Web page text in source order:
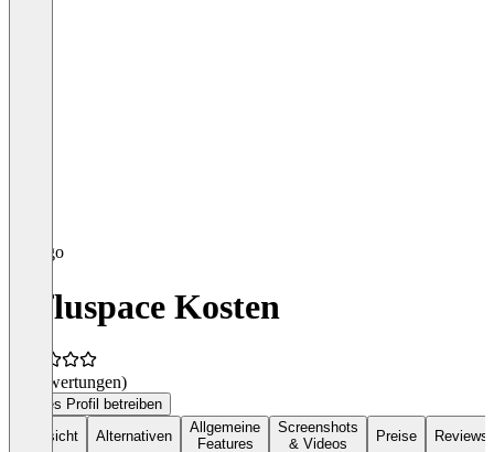
Influspace Kosten
(0 Bewertungen)
Dieses Profil betreiben
Übersicht
Alternativen
Allgemeine
Features
Screenshots
& Videos
Preise Reviews